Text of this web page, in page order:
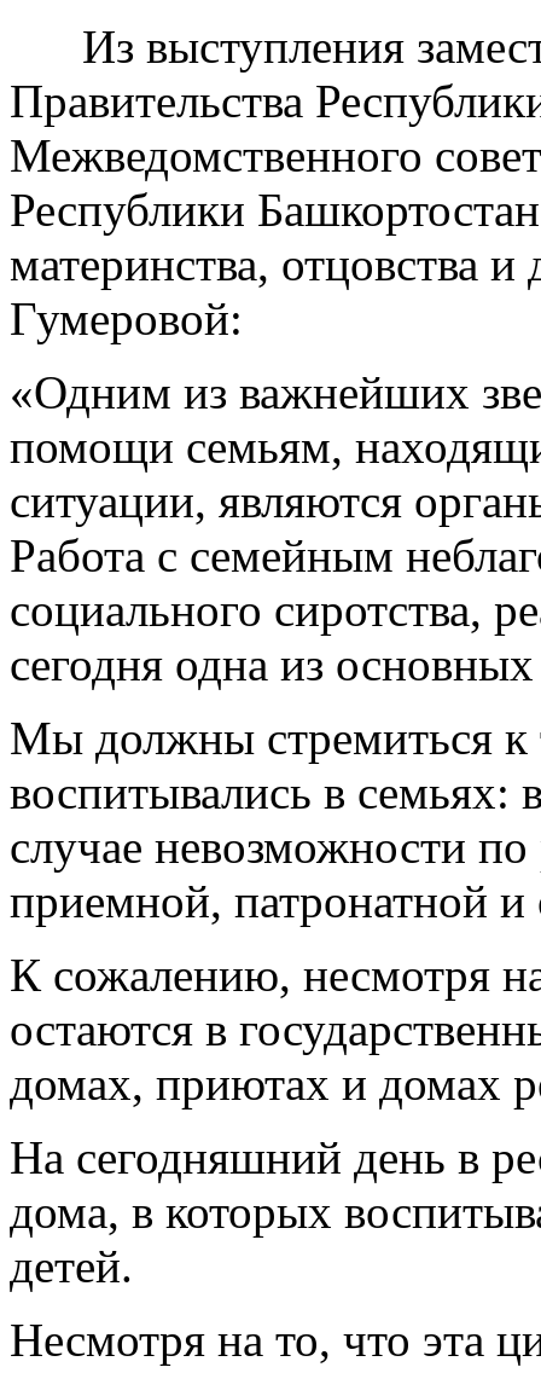
Из выступления
Правительства
Межведомственного
Республики
материнства, отцовства
Гумеровой:
«Одним из важнейших
помощи семьям,
ситуации, являются
Работа с семейным
социального сиротства,
сегодня одна из
Мы должны стремиться к
воспитывались в семьях:
случае невозможности
приемной, патронатной и
К сожалению, несмотря
остаются в
домах, приютах и домах
На сегодняшний день в
дома, в которых
детей.
Несмотря на то, что эта